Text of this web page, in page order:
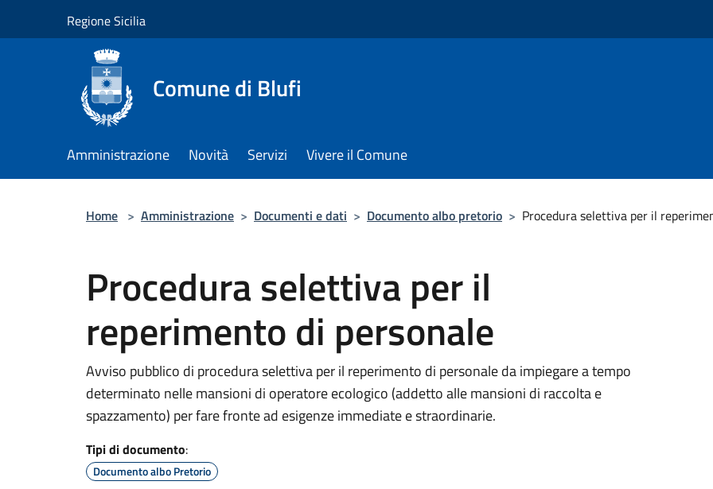
Regione Sicilia
Comune di Blufi
Amministrazione Novità Servizi Vivere il Comune
Home > Amministrazione > Documenti e dati > Documento albo pretorio > Procedura selettiva per il
Procedura selettiva per il
reperimento di personale
Avviso pubblico di procedura selettiva per il reperimento di personale da impiegare a tempo
determinato nelle mansioni di operatore ecologico (addetto alle mansioni di raccolta e
spazzamento) per fare fronte ad esigenze immediate e straordinarie.
Tipi di documento:
Documento albo Pretorio